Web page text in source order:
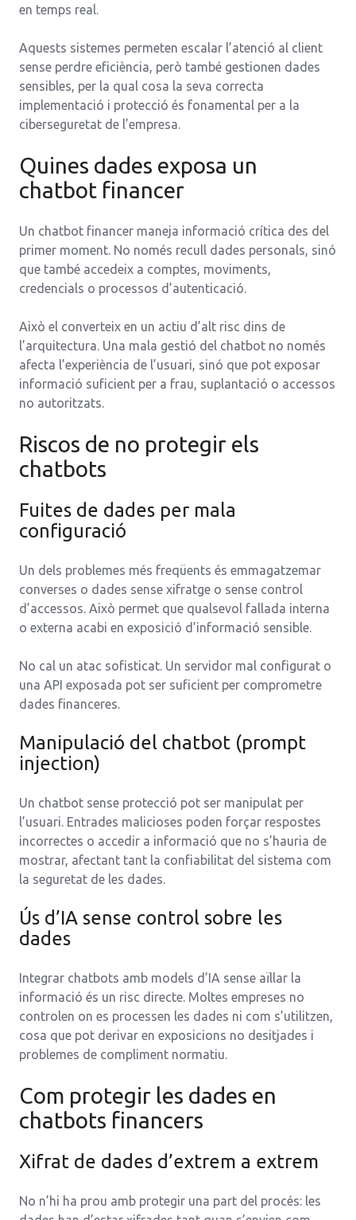
en temps real.
Aquests sistemes permeten escalar l’atenció al client
sense perdre eficiència, però també gestionen dades
sensibles, per la qual cosa la seva correcta
implementació i protecció és fonamental per a la
ciberseguretat de l’empresa.
Quines dades exposa un
chatbot financer
Un chatbot financer maneja informació crítica des del
primer moment. No només recull dades personals, sinó
que també accedeix a comptes, moviments,
credencials o processos d’autenticació.
Això el converteix en un actiu d’alt risc dins de
l’arquitectura. Una mala gestió del chatbot no només
afecta l’experiència de l’usuari, sinó que pot exposar
informació suficient per a frau, suplantació o accessos
no autoritzats.
Riscos de no protegir els
chatbots
Fuites de dades per mala
configuració
Un dels problemes més freqüents és emmagatzemar
converses o dades sense xifratge o sense control
d’accessos. Això permet que qualsevol fallada interna
o externa acabi en exposició d’informació sensible.
No cal un atac sofisticat. Un servidor mal configurat o
una API exposada pot ser suficient per comprometre
dades financeres.
Manipulació del chatbot (prompt
injection)
Un chatbot sense protecció pot ser manipulat per
l’usuari. Entrades malicioses poden forçar respostes
incorrectes o accedir a informació que no s’hauria de
mostrar, afectant tant la confiabilitat del sistema com
la seguretat de les dades.
Ús d’IA sense control sobre les
dades
Integrar chatbots amb models d’IA sense aïllar la
informació és un risc directe. Moltes empreses no
controlen on es processen les dades ni com s’utilitzen,
cosa que pot derivar en exposicions no desitjades i
problemes de compliment normatiu.
Com protegir les dades en
chatbots financers
Xifrat de dades d’extrem a extrem
No n’hi ha prou amb protegir una part del procés: les